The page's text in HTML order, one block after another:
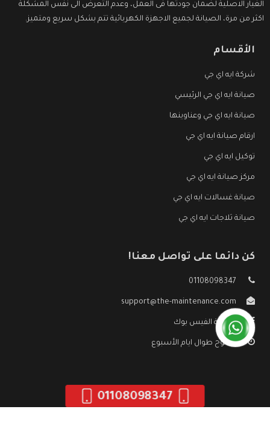
الغيار الاصلية لضمان جودتها فى العمل، وعدم التعرض الى نفس المشكلة
اكثر من مرة، الصيانة لجميع الاجهزة الكهربائية تتم بشكل سريع ومتميز.
الأقسام
شركة ايه اي جي
صيانة ايه اي جي الرئيسي
صيانة ايه اي جي وعناوينها
ارقام صيانة ايه اي جي
توكيل ايه اي جي
مركز صيانة ايه اي جي
صيانة غسالات ايه اي جي
صيانة ثلاجات ايه اي جي
كن دائما على تواصل معنا!
01108098347
support@the-maintenance.com
صفحة الفيس بوك
مفتوح طوال ايام الأسبوع
01108098347